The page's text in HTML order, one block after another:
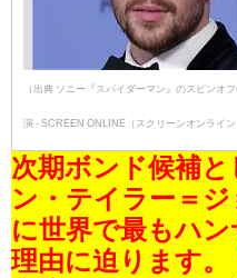
（出典 ソニー『スパイダーマン』のスピンオ
演 - SCREEN ONLINE（スクリーンオンライン
次期ボンド候補
ン・テイラー＝
に世界で最もハ
理由に迫ります